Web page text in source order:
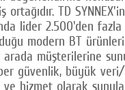
TD
lider 2.500'den
modern BT
müşterilerine
güvenlik, büyük
ve hizmet olarak